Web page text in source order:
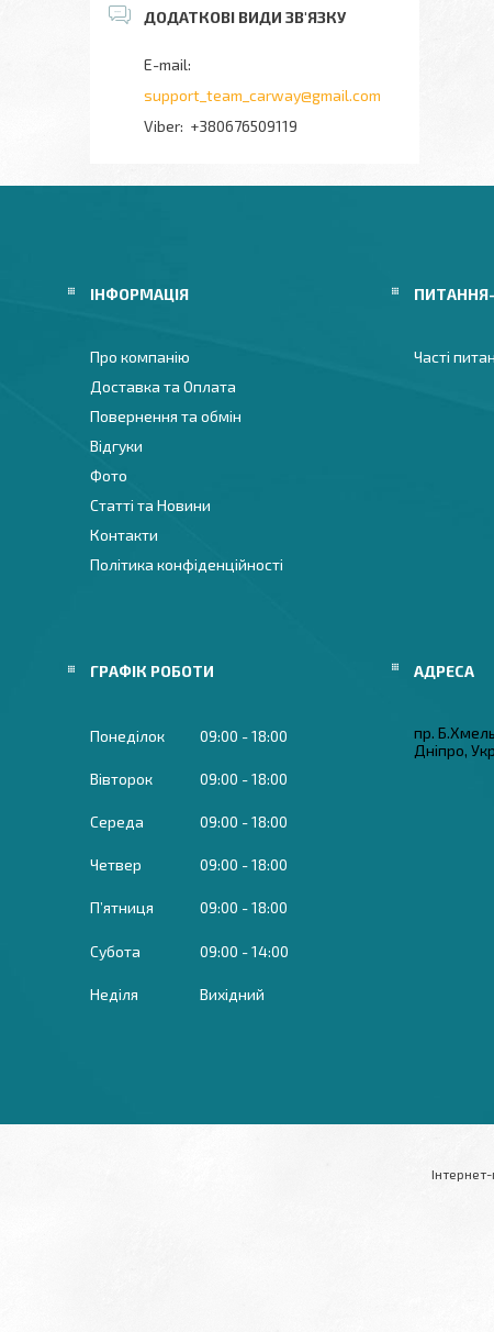
support_team_carway@gmail.com
+380676509119
ІНФОРМАЦІЯ
Про компанію
Доставка та Оплата
Повернення та обмін
Відгуки
Фото
Статті та Новини
Контакти
Політика конфіденційності
Часті
ГРАФІК РОБОТИ
Понеділок 09:00 18:00
Вівторок 09:00 18:00
Середа 09:00 18:00
Четвер 09:00 18:00
Пʼятниця 09:00 18:00
Субота 09:00 14:00
Неділя Вихідний
пр.
Дніпро,